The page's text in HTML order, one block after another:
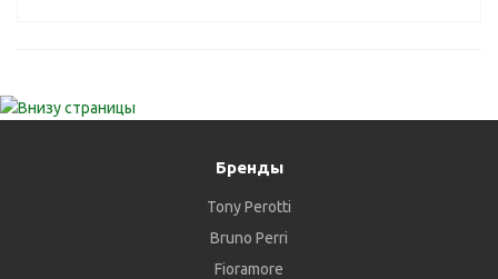
Бренды
Tony Perotti
Bruno Perri
Fioramore